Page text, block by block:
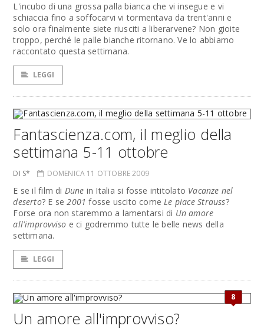
L'incubo di una grossa palla bianca che vi insegue e vi
schiaccia fino a soffocarvi vi tormentava da trent'anni e
solo ora finalmente siete riusciti a liberarvene? Non gioite
troppo, perché le palle bianche ritornano. Ve lo abbiamo
raccontato questa settimana.
LEGGI
Fantascienza.com, il meglio della
settimana 5-11 ottobre
DI S* DOMENICA 11 OTTOBRE 2009
E se il film di Dune in Italia si fosse intitolato Vacanze nel
deserto? E se2001 fosse uscito comeLe piace Strauss?
Forse ora non staremmo a lamentarsi di Un amore
all'improvviso e ci godremmo tutte le belle news della
settimana.
LEGGI
8
Un amore all'improvviso?